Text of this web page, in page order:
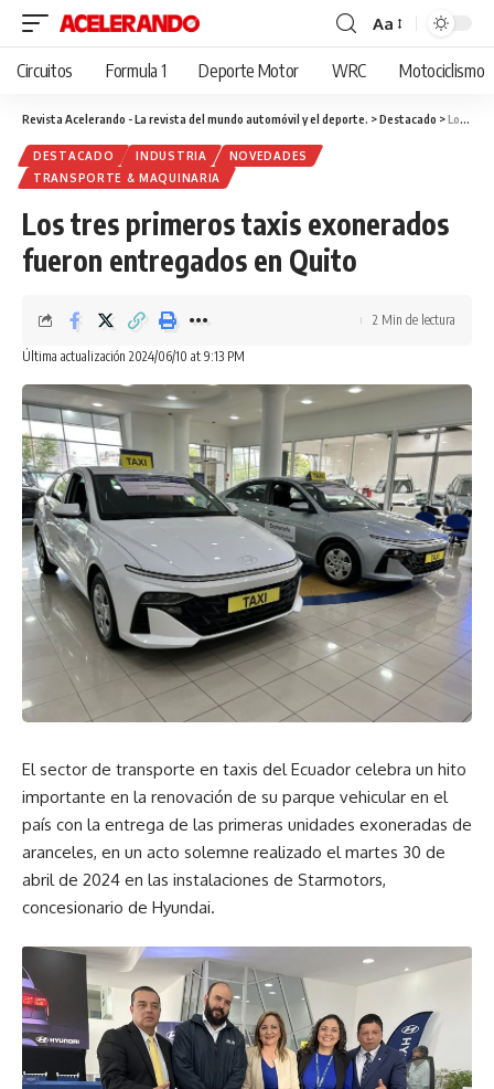
Cambiar
tamaño
fuente
Aa
Circuitos Formula 1 Deporte Motor WRC Motociclismo
Revista Acelerando - La revista del mundo automóvil y el deporte. >Destacado >Los tres primeros taxis exonerados fueron entregados en Quito
DESTACADO INDUSTRIA
NOVEDADES
TRANSPORTE & MAQUINARIA
Los tres primeros taxis exonerados
fueron entregados en Quito
Última actualización 2024/06/10 at 9:13 PM
2 Min de lectura
El sector de transporte en taxis del Ecuador celebra un hito
importante en la renovación de su parque vehicular en el
país con la entrega de las primeras unidades exoneradas de
aranceles, en un acto solemne realizado el martes 30 de
abril de 2024 en las instalaciones de Starmotors,
concesionario de Hyundai.